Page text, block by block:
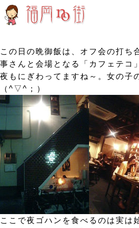
この日の晩御飯は、オフ会の打ち
事さんと会場となる「カフェテコ
夜もにぎわってますね～。女の子
（^▽^；）
ここで夜ゴハンを食べるのは実は